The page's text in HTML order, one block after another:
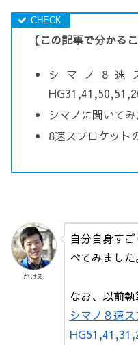
【この記事で分かるこ
シマノ8速
シマノに聞いて
8速スプロケット
かける
自分自身す
べてみました
なお、以前
シマノ８速